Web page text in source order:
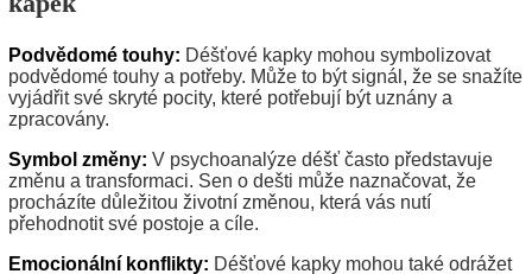
Podvědomé touhy: Déšťové kapky mohou symbolizovat
podvědomé touhy a potřeby. Může to být signál, že se snažíte
vyjádřit své skryté pocity, které potřebují být uznány a
zpracovány.
Symbol změny: V psychoanalýze déšť často představuje
změnu a transformaci. Sen o dešti může naznačovat, že
procházíte důležitou životní změnou, která vás nutí
přehodnotit své postoje a cíle.
Emocionální konflikty: Déšťové kapky mohou také odrážet